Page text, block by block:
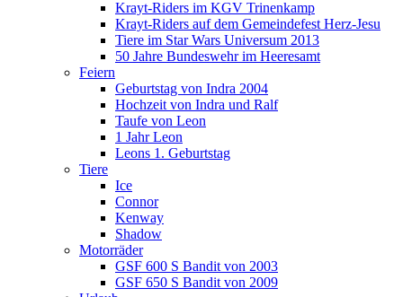
Krayt-Riders im KGV Trinenkamp
Krayt-Riders auf dem Gemeindefest Herz-Jesu
Tiere im Star Wars Universum 2013
50 Jahre Bundeswehr im Heeresamt
Feiern
Geburtstag von Indra 2004
Hochzeit von Indra und Ralf
Taufe von Leon
1 Jahr Leon
Leons 1. Geburtstag
Tiere
Ice
Connor
Kenway
Shadow
Motorräder
GSF 600 S Bandit von 2003
GSF 650 S Bandit von 2009